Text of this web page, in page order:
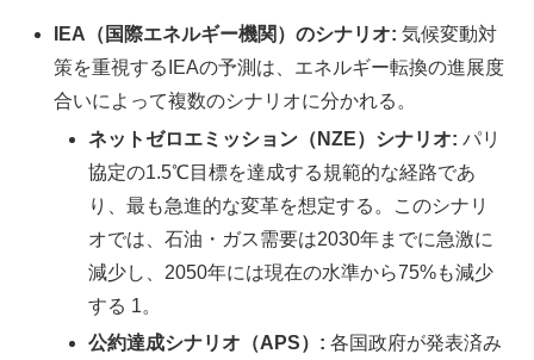
IEA（国際エネルギー機関）のシナリオ: 気候変動対
策を重視するIEAの予測は、エネルギー転換の進展度
合いによって複数のシナリオに分かれる。
ネットゼロエミッション（NZE）シナリオ: パリ
協定の1.5℃目標を達成する規範的な経路であ
り、最も急進的な変革を想定する。このシナリ
オでは、石油・ガス需要は2030年までに急激に
減少し、2050年には現在の水準から75%も減少
する 1。
公約達成シナリオ（APS）: 各国政府が発表済み